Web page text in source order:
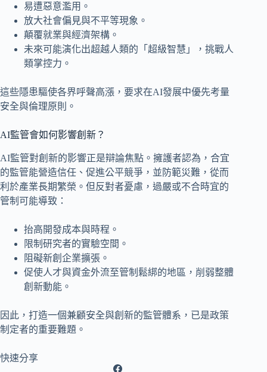
易遭惡意濫用。
放大社會偏見與不平等現象。
顛覆就業與經濟架構。
未來可能演化出超越人類的「超級智慧」，挑戰人
類掌控力。
這些隱患驅使各界呼聲高漲，要求在AI發展中優先考量
安全與倫理原則。
AI監管會如何影響創新？
AI監管對創新的影響正是辯論焦點。擁護者認為，合宜
的監管能營造信任、促進公平競爭，並防範災難，從而
利於產業長期繁榮。但反對者憂慮，過嚴或不合時宜的
管制可能導致：
抬高開發成本與時程。
限制研究者的實驗空間。
阻礙新創企業擴張。
促使人才與資金外流至管制鬆綁的地區，削弱整體
創新動能。
因此，打造一個兼顧安全與創新的監管體系，已是政策
制定者的重要難題。
快速分享